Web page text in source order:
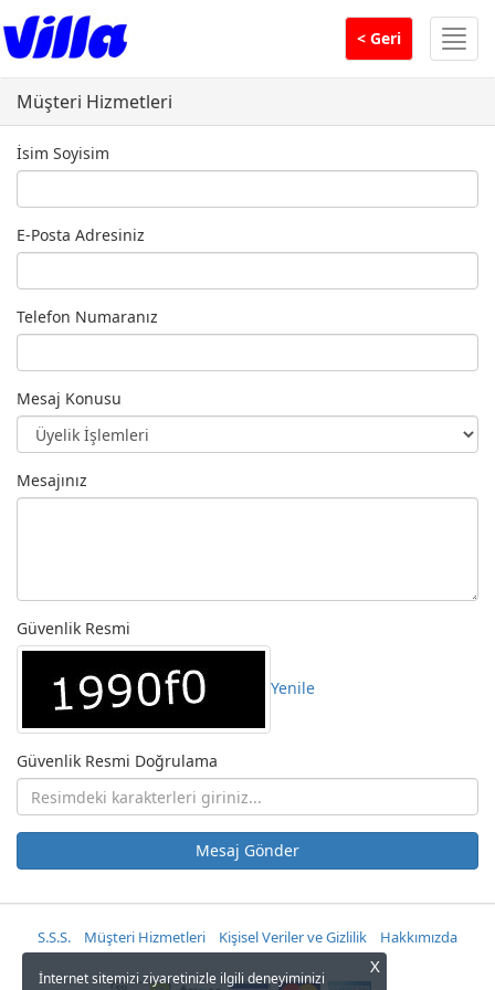
Menü
< Geri
Müşteri Hizmetleri
İsim Soyisim
E-Posta Adresiniz
Telefon Numaranız
Mesaj Konusu
Mesajınız
Güvenlik Resmi
Yenile
Güvenlik Resmi Doğrulama
Mesaj Gönder
S.S.S. Müşteri Hizmetleri Kişisel Veriler ve Gizlilik Hakkımızda
X
İnternet sitemizi ziyaretinizle ilgili deneyiminizi